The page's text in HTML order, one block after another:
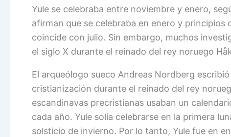
Yule se celebraba entre noviembre y enero,
afirman que se celebraba en enero y principios
coincide con julio. Sin embargo, muchos
el siglo X durante el reinado del rey noruego
El arqueólogo sueco Andreas Nordberg
cristianización durante el reinado del rey
escandinavas precristianas usaban un
cada año. Yule solía celebrarse en la primera
solsticio de invierno. Por lo tanto, Yule fue en